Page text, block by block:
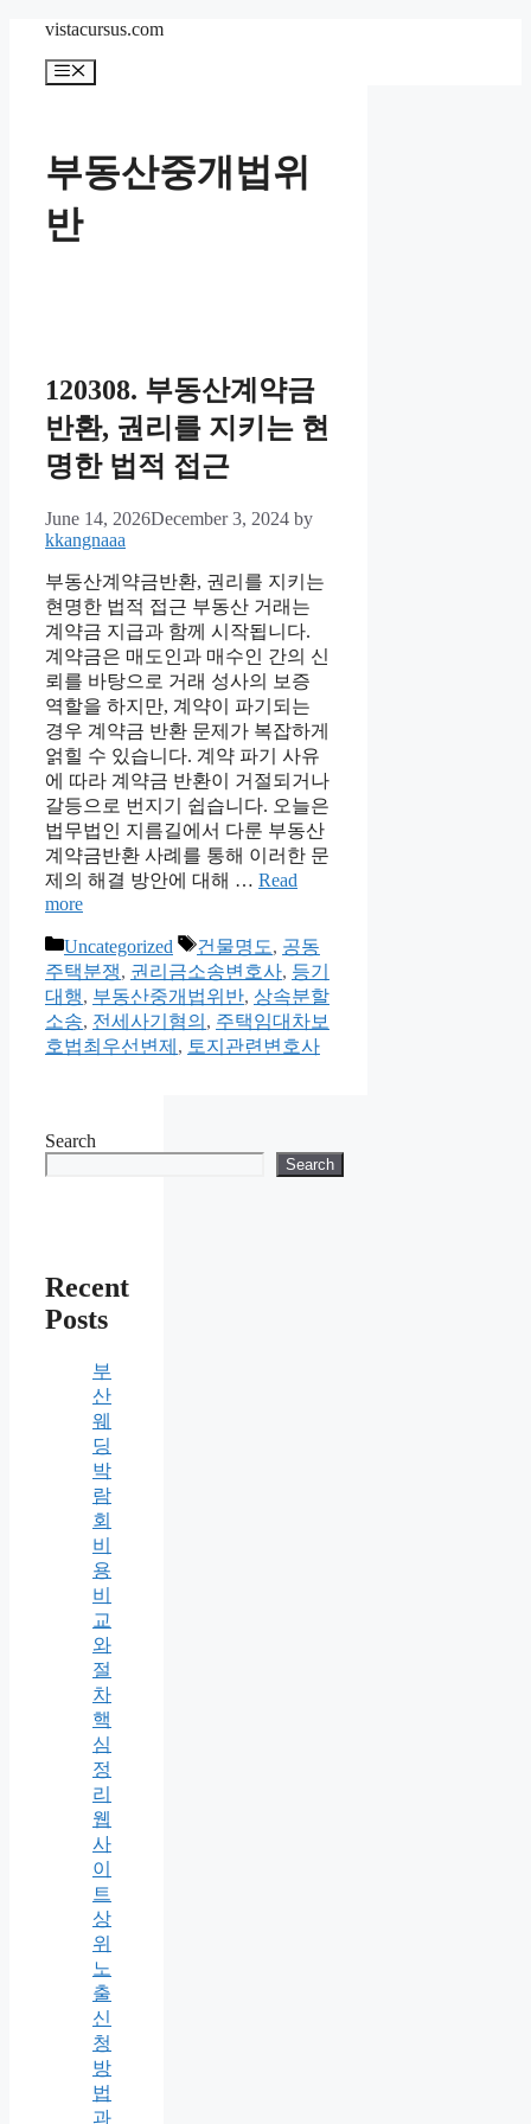
content
vistacursus.com
Menu
부동산중개법위
반
120308. 부동산계약금
반환, 권리를 지키는 현
명한 법적 접근
June 14, 2026December 3, 2024 by
kkangnaaa
부동산계약금반환, 권리를 지키는
현명한 법적 접근 부동산 거래는
계약금 지급과 함께 시작됩니다.
계약금은 매도인과 매수인 간의 신
뢰를 바탕으로 거래 성사의 보증
역할을 하지만, 계약이 파기되는
경우 계약금 반환 문제가 복잡하게
얽힐 수 있습니다. 계약 파기 사유
에 따라 계약금 반환이 거절되거나
갈등으로 번지기 쉽습니다. 오늘은
법무법인 지름길에서 다룬 부동산
계약금반환 사례를 통해 이러한 문
제의 해결 방안에 대해 … Read
more
Categories
Uncategorized Tags
건물명도, 공동
주택분쟁, 권리금소송변호사, 등기
대행, 부동산중개법위반, 상속분할
소송, 전세사기혐의 , 주택임대차보
호법최우선변제 , 토지관련변호사
Search
Search
Recent
Posts
부
산
웨
딩
박
람
회
비
용
비
교
와
절
차
핵
심
정
리
웹
사
이
트
상
위
노
출
신
청
방
법
과